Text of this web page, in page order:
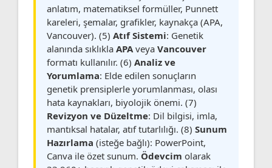
anlatım, matematiksel formüller, Punnett
kareleri, şemalar, grafikler, kaynakça (APA,
Vancouver). (5) Atıf Sistemi: Genetik
alanında sıklıkla APA veya Vancouver
formatı kullanılır. (6) Analiz ve
Yorumlama: Elde edilen sonuçların
genetik prensiplerle yorumlanması, olası
hata kaynakları, biyolojik önemi. (7)
Revizyon ve Düzeltme: Dil bilgisi, imla,
mantıksal hatalar, atıf tutarlılığı. (8) Sunum
Hazırlama (isteğe bağlı): PowerPoint,
Canva ile özet sunum. Ödevcim olarak